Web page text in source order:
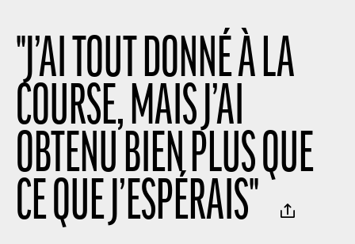
"J’AI TOUT DONNÉ À LA
COURSE, MAIS J’AI
OBTENU BIEN PLUS QUE
CE QUE J’ESPÉRAIS"